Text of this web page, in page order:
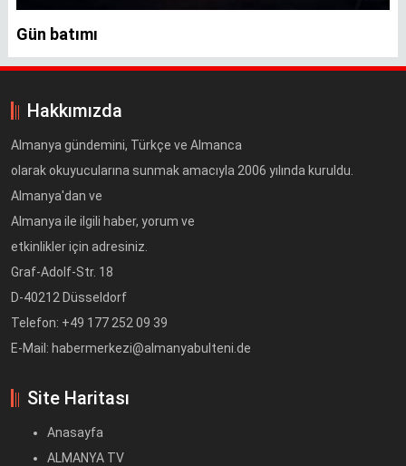
Gün batımı
Hakkımızda
Almanya gündemini, Türkçe ve Almanca
olarak okuyucularına sunmak amacıyla 2006 yılında kuruldu.
Almanya'dan ve
Almanya ile ilgili haber, yorum ve
etkinlikler için adresiniz.
Graf-Adolf-Str. 18
D-40212 Düsseldorf
Telefon: +49 177 252 09 39
E-Mail: habermerkezi@almanyabulteni.de
Site Haritası
Anasayfa
ALMANYA TV